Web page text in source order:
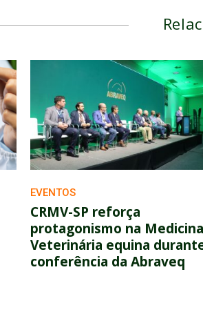
EVENTOS
CRMV-SP reforça
protagonismo na Medicina
Veterinária equina
conferência da Abraveq